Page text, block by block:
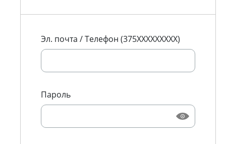
Эл. почта / Телефон (375XXXXXXXXX)
Пароль